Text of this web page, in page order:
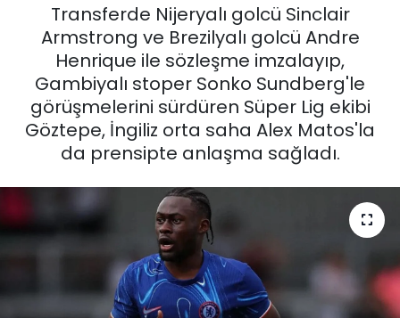
Transferde Nijeryalı golcü Sinclair
Armstrong ve Brezilyalı golcü Andre
Henrique ile sözleşme imzalayıp,
Gambiyalı stoper Sonko Sundberg'le
görüşmelerini sürdüren Süper Lig ekibi
Göztepe, İngiliz orta saha Alex Matos'la
da prensipte anlaşma sağladı.
EKONOMİ
English News
GÜNCEL
KÜLTÜR SANAT
MAGAZİN
POLİTİKA
SAĞLIK
Son Dakika Haberleri
Haber Arşivi